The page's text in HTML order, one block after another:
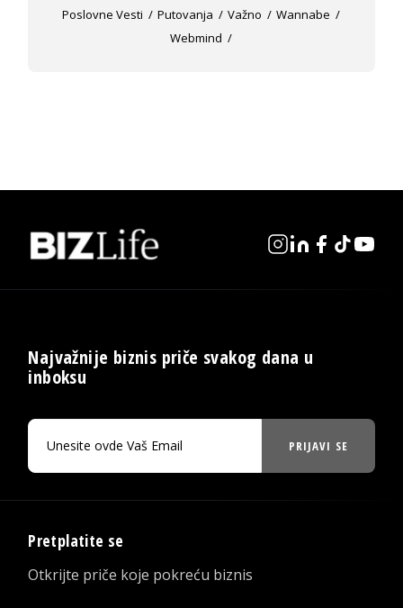
Poslovne Vesti
Putovanja Važno
Wannabe
Webmind
Najvažnije biznis priče svakog dana u
inboksu
PRIJAVI SE
Pretplatite se
Otkrijte priče koje pokreću biznis